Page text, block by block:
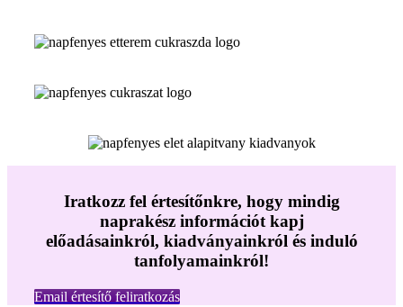
Iratkozz fel értesítőnkre, hogy mindig
naprakész információt kapj
előadásainkról, kiadványainkról és induló
tanfolyamainkról!
Email értesítő feliratkozás